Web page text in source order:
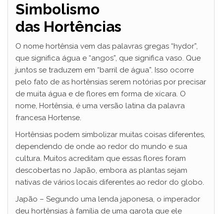
Simbolismo
das Hortências
O nome hortênsia vem das palavras gregas “hydor”,
que significa água e “angos”, que significa vaso. Que
juntos se traduzem em “barril de água”. Isso ocorre
pelo fato de as hortênsias serem notórias por precisar
de muita água e de flores em forma de xícara. O
nome, Hortênsia, é uma versão latina da palavra
francesa Hortense.
Hortênsias podem simbolizar muitas coisas diferentes,
dependendo de onde ao redor do mundo e sua
cultura. Muitos acreditam que essas flores foram
descobertas no Japão, embora as plantas sejam
nativas de vários locais diferentes ao redor do globo.
Japão – Segundo uma lenda japonesa, o imperador
deu hortênsias à família de uma garota que ele